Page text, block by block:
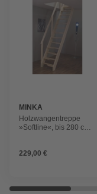
MINKA
Holzwangentreppe
»Softline«, bis 280 cm
229,00 €